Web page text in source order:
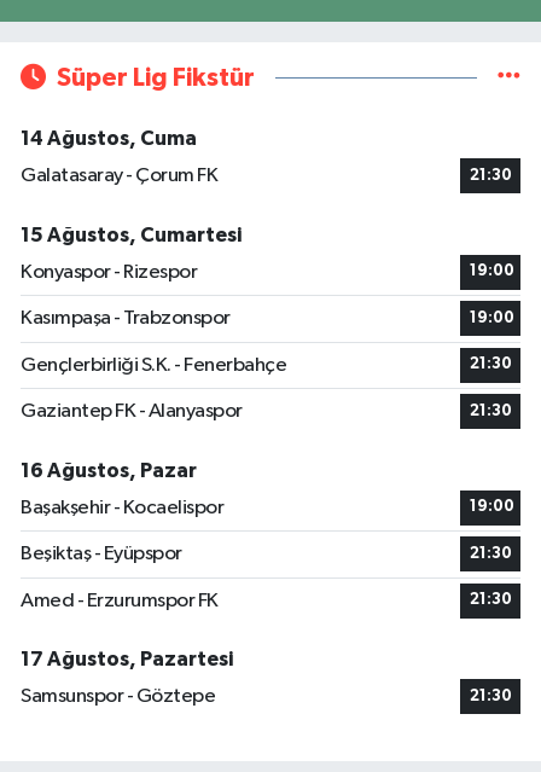
Süper Lig Fikstür
14 Ağustos, Cuma
Galatasaray - Çorum FK
21:30
15 Ağustos, Cumartesi
Konyaspor - Rizespor
19:00
Kasımpaşa - Trabzonspor 19:00
Gençlerbirliği S.K. - Fenerbahçe 21:30
Gaziantep FK - Alanyaspor 21:30
16 Ağustos, Pazar
Başakşehir - Kocaelispor
19:00
Beşiktaş - Eyüpspor 21:30
Amed - Erzurumspor FK 21:30
17 Ağustos, Pazartesi
Samsunspor - Göztepe
21:30